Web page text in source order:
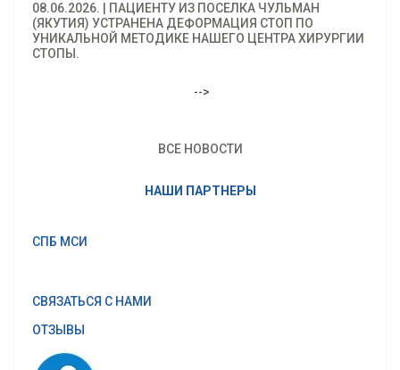
08.06.2026. | ПАЦИЕНТУ ИЗ ПОСЕЛКА ЧУЛЬМАН
(ЯКУТИЯ) УСТРАНЕНА ДЕФОРМАЦИЯ СТОП ПО
УНИКАЛЬНОЙ МЕТОДИКЕ НАШЕГО ЦЕНТРА ХИРУРГИИ
СТОПЫ.
-->
ВСЕ НОВОСТИ
НАШИ ПАРТНЕРЫ
СПБ МСИ
СВЯЗАТЬСЯ С НАМИ
ОТЗЫВЫ